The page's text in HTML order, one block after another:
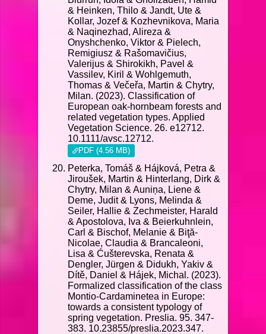
& Heinken, Thilo & Jandt, Ute &
Kollar, Jozef & Kozhevnikova, Maria
& Naqinezhad, Alireza &
Onyshchenko, Viktor & Pielech,
Remigiusz & Rašomavičius,
Valerijus & Shirokikh, Pavel &
Vassilev, Kiril & Wohlgemuth,
Thomas & Večeřa, Martin & Chytry,
Milan. (2023). Classification of
European oak‐hornbeam forests and
related vegetation types. Applied
Vegetation Science. 26. e12712.
10.1111/avsc.12712.
PDF (4.56 MB)
Peterka, Tomáš & Hájková, Petra &
Jiroušek, Martin & Hinterlang, Dirk &
Chytry, Milan & Auniņa, Liene &
Deme, Judit & Lyons, Melinda &
Seiler, Hallie & Zechmeister, Harald
& Apostolova, Iva & Beierkuhnlein,
Carl & Bischof, Melanie & Biţă-
Nicolae, Claudia & Brancaleoni,
Lisa & Ćušterevska, Renata &
Dengler, Jürgen & Didukh, Yakiv &
Dítě, Daniel & Hájek, Michal. (2023).
Formalized classification of the class
Montio-Cardaminetea in Europe:
towards a consistent typology of
spring vegetation. Preslia. 95. 347-
383. 10.23855/preslia.2023.347.